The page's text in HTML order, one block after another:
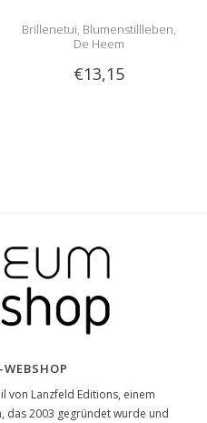
Brillenetui, Blumenstillleben,
De Heem
€13,15
von Lanzfeld Editions, einem
das 2003 gegründet wurde und